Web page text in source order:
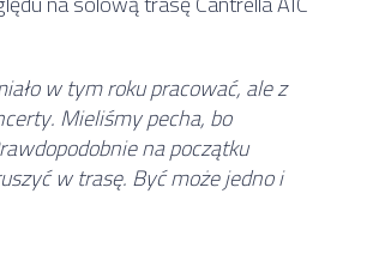
w tym roku pracować, ale z
Mieliśmy pecha, bo
na początku
w trasę. Być może jedno i